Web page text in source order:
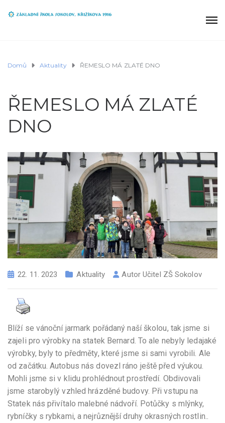
Domů Aktuality ŘEMESLO MÁ ZLATÉ DNO
ŘEMESLO MÁ ZLATÉ
DNO
22. 11. 2023 Aktuality AutorUčitel ZŠ Sokolov
Blíží se vánoční jarmark pořádaný naší školou, tak jsme si
zajeli pro výrobky na statek Bernard. To ale nebyly ledajaké
výrobky, byly to předměty, které jsme si sami vyrobili. Ale
od začátku. Autobus nás dovezl ráno ještě před výukou.
Mohli jsme si v klidu prohlédnout prostředí. Obdivovali
jsme starobylý vzhled hrázděné budovy. Při vstupu na
Statek nás přivítalo malebné nádvoří. Potůčky s mlýnky,
rybníčky s rybkami, a nejrůznější druhy okrasných rostlin..